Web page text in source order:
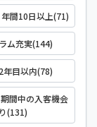
間10日以上(71)
ム充実(144)
年目以内(78)
間中の入客機会
(131)